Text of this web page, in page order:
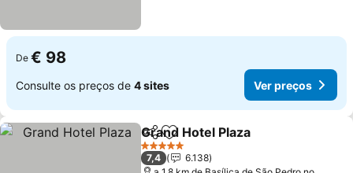
De € 98
Consulte os preços de 4 sites Ver preços
PartilharAdicionar aos favoritos
Grand Hotel Plaza
5 Estrelas
7,4
6.138